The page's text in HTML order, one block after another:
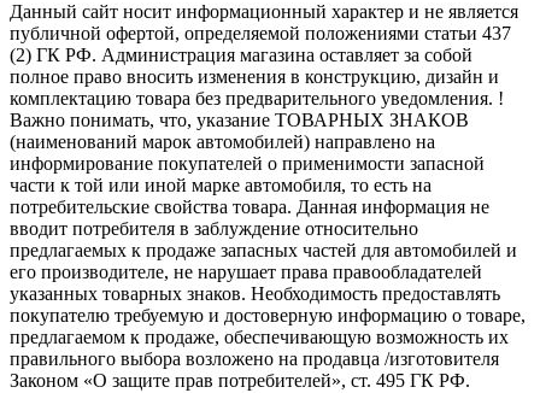
Данный сайт носит информационный характер и не является
публичной офертой, определяемой положениями статьи 437
(2) ГК РФ. Администрация магазина оставляет за собой
полное право вносить изменения в конструкцию, дизайн и
комплектацию товара без предварительного уведомления. !
Важно понимать, что, указание ТОВАРНЫХ ЗНАКОВ
(наименований марок автомобилей) направлено на
информирование покупателей о применимости запасной
части к той или иной марке автомобиля, то есть на
потребительские свойства товара. Данная информация не
вводит потребителя в заблуждение относительно
предлагаемых к продаже запасных частей для автомобилей и
его производителе, не нарушает права правообладателей
указанных товарных знаков. Необходимость предоставлять
покупателю требуемую и достоверную информацию о товаре,
предлагаемом к продаже, обеспечивающую возможность их
правильного выбора возложено на продавца /изготовителя
Законом «О защите прав потребителей», ст. 495 ГК РФ.